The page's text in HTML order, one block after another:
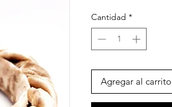
Cantidad *
Agregar al carrito